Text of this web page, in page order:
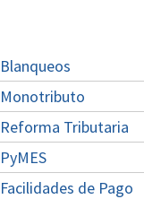
Blanqueos
Monotributo
Reforma Tributaria
PyMES
Facilidades de Pago